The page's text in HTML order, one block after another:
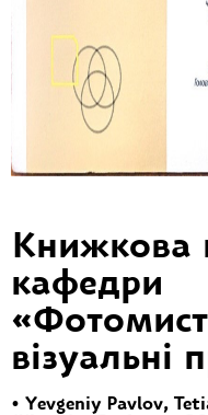
Книжкова
кафедри
візуальні
• Yevgeniy Pavlov,